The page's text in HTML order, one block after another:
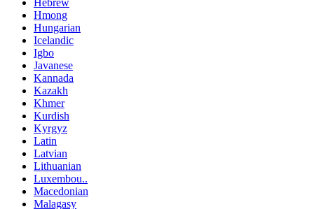
Hmong
Hungarian
Icelandic
Igbo
Javanese
Kannada
Kazakh
Khmer
Kurdish
Kyrgyz
Latin
Latvian
Lithuanian
Luxembou..
Macedonian
Malagasy